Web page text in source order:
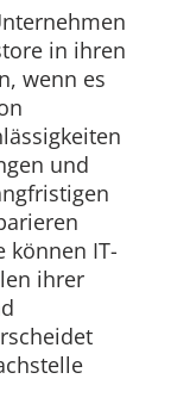
in ihren
wenn es
und
können IT-
ihrer